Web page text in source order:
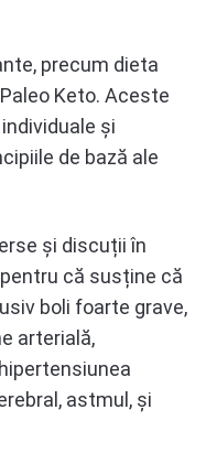
precum dieta
Keto. Aceste
și
de bază ale
și discuții în
că susține că
boli foarte grave,
arterială,
astmul, și